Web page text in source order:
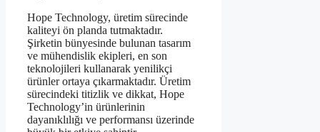
Hope Technology, üretim sürecinde
kaliteyi ön planda tutmaktadır.
Şirketin bünyesinde bulunan tasarım
ve mühendislik ekipleri, en son
teknolojileri kullanarak yenilikçi
ürünler ortaya çıkarmaktadır. Üretim
sürecindeki titizlik ve dikkat, Hope
Technology’in ürünlerinin
dayanıklılığı ve performansı üzerinde